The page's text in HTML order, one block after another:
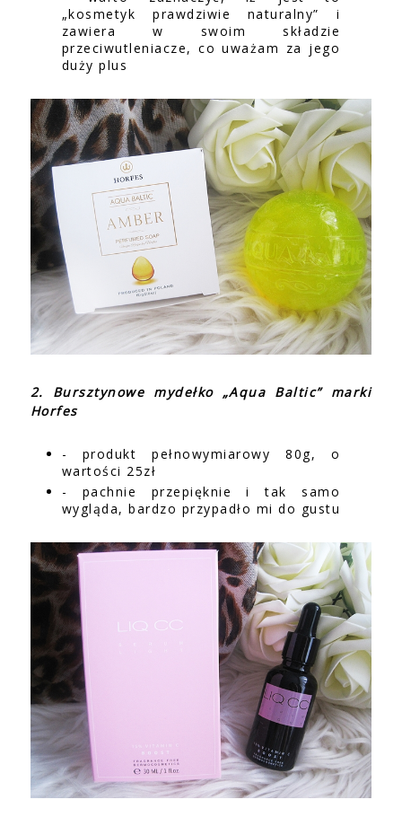
„kosmetyk prawdziwie naturalny” i
zawiera w swoim składzie
przeciwutleniacze, co uważam za jego
duży plus
2. Bursztynowe mydełko „Aqua Baltic” marki
Horfes
- produkt pełnowymiarowy 80g, o
wartości 25zł
- pachnie przepięknie i tak samo
wygląda, bardzo przypadło mi do gustu